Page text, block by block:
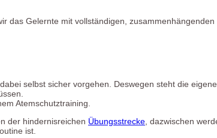
das Gelernte mit vollständigen,
selbst sicher vorgehen. Deswegen steht die
Atemschutztraining.
der hindernisreichen Übungsstrecke, dazwischen
ist.